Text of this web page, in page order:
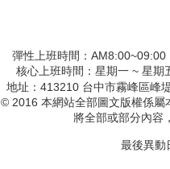
彈性上班時間：
核心上班時間：星期一 ~ 星
地址：413210 台中市霧峰區峰
© 2016 本網站全部圖文版權係屬
將全部或部分內容
最後異動